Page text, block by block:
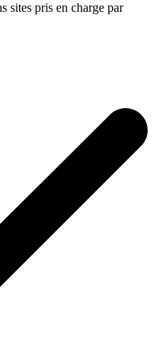
sites pris en charge par